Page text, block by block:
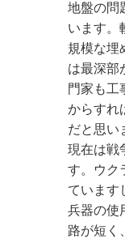
地盤の問
います。
規模な埋
は最深部
門家も工
からすれ
だと思い
現在は戦
す。ウク
ています
兵器の使
路が短く